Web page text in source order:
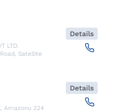
LTD.
Satellite
Details
Amazonu 224
Details